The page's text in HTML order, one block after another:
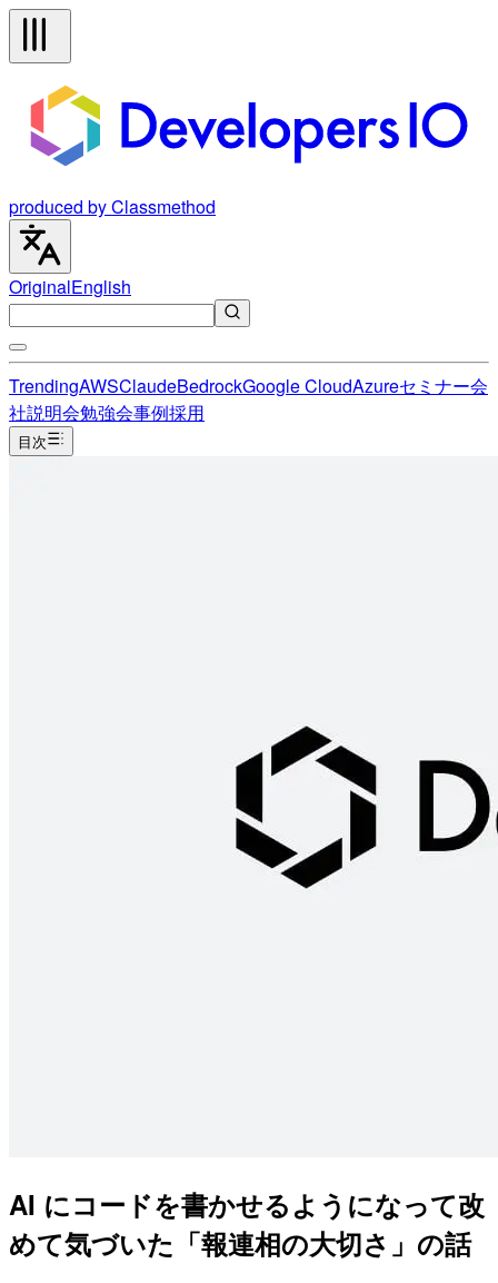
produced by Classmethod
OriginalEnglish
TrendingAWSClaudeBedrockGoogle CloudAzureセミナー会
社説明会勉強会事例採用
目次
AI にコードを書かせるようになって改
めて気づいた「報連相の大切さ」の話